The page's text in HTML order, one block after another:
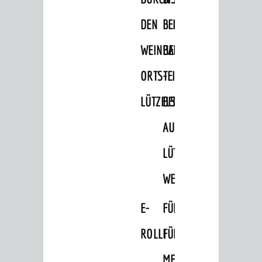
DEN
WEINHEIMER
ORTSTEIL
LÜTZELSACHSEN
BELLER-
BAD
-
BEMERKENSWERTES
AUF
LÜTZELSACHSEN'S
WEGEN
E-
ROLLI
FÜHRUNGEN
FÜR
Übernachtungsdatenbank